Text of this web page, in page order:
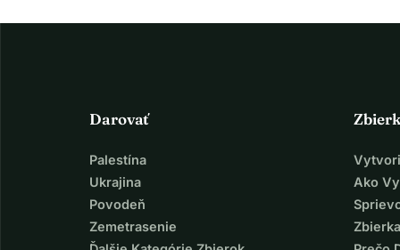
Darovať
Palestína
Ukrajina
Povodeň
Zemetrasenie
Ako